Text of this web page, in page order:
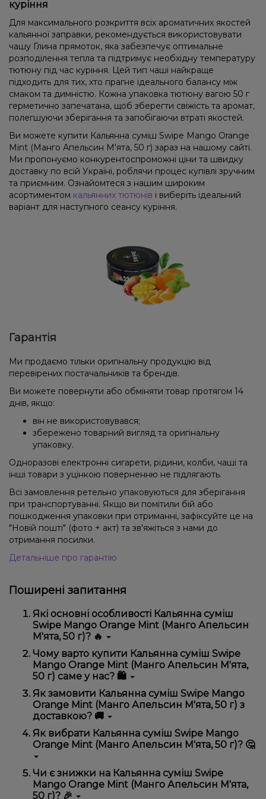
куріння
Для максимального розкриття всіх ароматичних якостей
кальянної заправки, рекомендується використовувати
чашу Глина прямоток, яка забезпечує оптимальне
розподілення тепла та підтримує необхідну температуру
тютюну під час куріння. Цей тип чаші найкраще
підходить для тих, хто прагне ідеального балансу між
смаком та димністю. Кожна упаковка тютюну вагою 50 г
герметично запечатана, щоб зберегти свіжість та аромат,
полегшуючи зберігання та запобігаючи втраті якостей.
Ви можете купити Кальянна суміш Swipe Mango Orange
Mint (Манго Апельсин М'ята, 50 г) зараз на нашому сайті.
Ми пропонуємо конкурентоспроможні ціни та швидку
доставку по всій Україні, роблячи процес купівлі зручним
та приємним. Ознайомтеся з нашим широким
асортиментом кальянних тютюнів і виберіть ідеальний
варіант для наступного сеансу куріння.
Гарантія
Ми продаємо тільки оригінальну продукцію від
перевірених постачальників та брендів.
Ви можете повернути або обміняти товар протягом 14
днів, якщо:
він не використовувався;
збережено товарний вигляд та оригінальну
упаковку.
Одноразові електронні сигарети, рідини, колби, чаші та
інші товари з уцінкою поверненню не підлягають.
Всі замовлення ретельно упаковуються для зберігання
при транспортуванні. Якщо ви помітили бій або
пошкодження упаковки при отриманні, зафіксуйте це на
"Новій пошті" (фото + акт) та зв'яжіться з нами до
отримання посилки.
Детальніше про гарантію
Поширені запитання
Які основні особливості Кальянна суміш
Swipe Mango Orange Mint (Манго Апельсин
М'ята, 50 г)? 🔥
Кальянна суміш Swipe Mango Orange Mint (Манго
Апельсин М'ята, 50 г) відрізняється високою якістю,
зручністю використання та надійністю.
Чому варто купити Кальянна суміш Swipe
Mango Orange Mint (Манго Апельсин М'ята,
50 г) саме у нас? 🛍️
Ми пропонуємо тільки оригінальну продукцію,
широкий асортимент, вигідні ціни та швидку
доставку. Крім того, у нас регулярні акції та знижки
для клієнтів!
Як замовити Кальянна суміш Swipe Mango
Orange Mint (Манго Апельсин М'ята, 50 г) з
доставкою? 🚚
Оформити замовлення можна в кілька кліків:
Додайте Кальянна суміш Swipe Mango Orange
Перейдіть до оформлення замовлення.
Виберіть зручний спосіб оплати та доставки.
Підтвердіть замовлення – ми швидко
Як вибрати Кальянна суміш Swipe Mango
Orange Mint (Манго Апельсин М'ята, 50 г)? 🤔
Вибір залежить від ваших уподобань – наприклад,
якщо це кальян, враховуйте розмір, матеріал та тип
чаші, якщо вейп – потужність та смак. Наші
Чи є знижки на Кальянна суміш Swipe
Mango Orange Mint (Манго Апельсин М'ята,
50 г)? 🎉